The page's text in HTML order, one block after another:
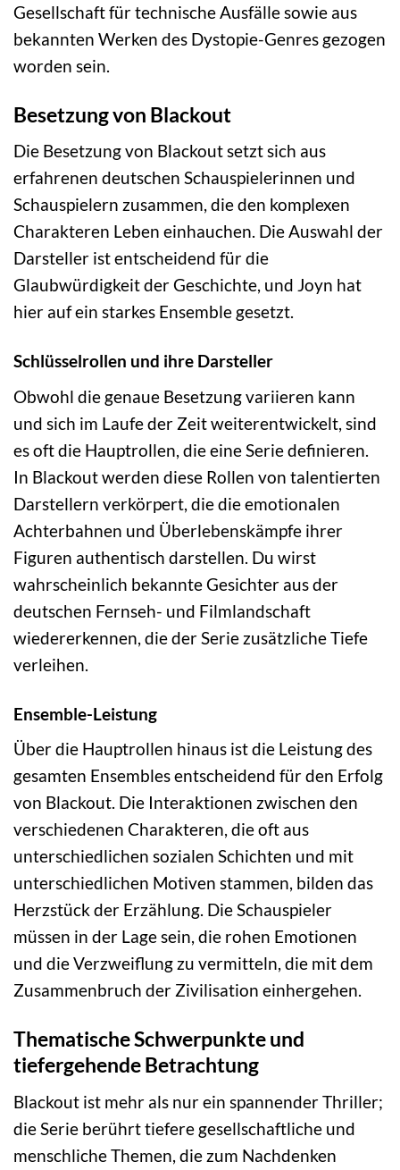
Gesellschaft für technische Ausfälle sowie aus
bekannten Werken des Dystopie-Genres gezogen
worden sein.
Besetzung von Blackout
Die Besetzung von Blackout setzt sich aus
erfahrenen deutschen Schauspielerinnen und
Schauspielern zusammen, die den komplexen
Charakteren Leben einhauchen. Die Auswahl der
Darsteller ist entscheidend für die
Glaubwürdigkeit der Geschichte, und Joyn hat
hier auf ein starkes Ensemble gesetzt.
Schlüsselrollen und ihre Darsteller
Obwohl die genaue Besetzung variieren kann
und sich im Laufe der Zeit weiterentwickelt, sind
es oft die Hauptrollen, die eine Serie definieren.
In Blackout werden diese Rollen von talentierten
Darstellern verkörpert, die die emotionalen
Achterbahnen und Überlebenskämpfe ihrer
Figuren authentisch darstellen. Du wirst
wahrscheinlich bekannte Gesichter aus der
deutschen Fernseh- und Filmlandschaft
wiedererkennen, die der Serie zusätzliche Tiefe
verleihen.
Ensemble-Leistung
Über die Hauptrollen hinaus ist die Leistung des
gesamten Ensembles entscheidend für den Erfolg
von Blackout. Die Interaktionen zwischen den
verschiedenen Charakteren, die oft aus
unterschiedlichen sozialen Schichten und mit
unterschiedlichen Motiven stammen, bilden das
Herzstück der Erzählung. Die Schauspieler
müssen in der Lage sein, die rohen Emotionen
und die Verzweiflung zu vermitteln, die mit dem
Zusammenbruch der Zivilisation einhergehen.
Thematische Schwerpunkte und
tiefergehende Betrachtung
Blackout ist mehr als nur ein spannender Thriller;
die Serie berührt tiefere gesellschaftliche und
menschliche Themen, die zum Nachdenken